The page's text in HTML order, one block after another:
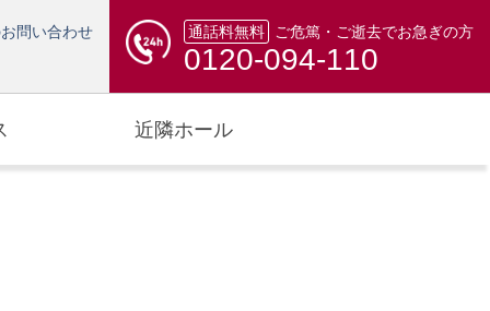
問い合わせ 通話料無料 ご危篤・ご逝去でお急ぎの方
0120-094-110
近隣ホール